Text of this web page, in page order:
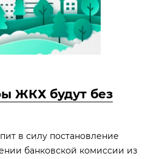
ЖКХ будут без
в силу постановление
банковской комиссии из